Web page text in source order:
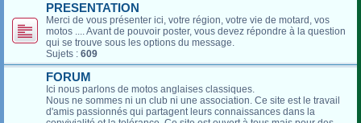
PRESENTATION
Merci de vous présenter ici, votre région, votre vie de motard, vos
motos .... Avant de pouvoir poster, vous devez répondre à la question
qui se trouve sous les options du message.
Sujets : 609
FORUM
Ici nous parlons de motos anglaises classiques.
Nous ne sommes ni un club ni une association. Ce site est le travail
d'amis passionnés qui partagent leurs connaissances dans la